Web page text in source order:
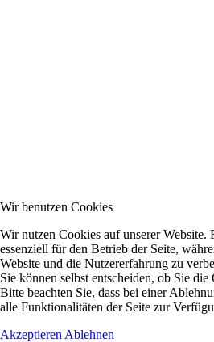
Wir benutzen Cookies
Wir nutzen Cookies auf unserer Website.
essenziell für den Betrieb der Seite,
Website und die Nutzererfahrung zu
Sie können selbst entscheiden, ob Sie die
Bitte beachten Sie, dass bei einer
alle Funktionalitäten der Seite zur
Akzeptieren Ablehnen